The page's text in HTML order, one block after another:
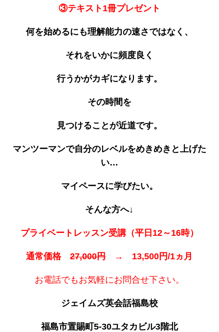
③テキスト1冊プレゼント
何を始めるにも理解能力の速さではなく、
それをいかに頻度良く
行うかがカギになります。
その時間を
見つけることが近道です。
マンツーマンで自分のレベルをめきめきと上げた
い…
マイペースに学びたい。
そんな方へ↓
プライベートレッスン受講（平日12～16時）
通常価格27,000円→ 13,500円/1ヵ月
お電話でもお気軽にお問合せ下さい。
ジェイムズ英会話福島校
福島市置賜町5-30ユタカビル3階北